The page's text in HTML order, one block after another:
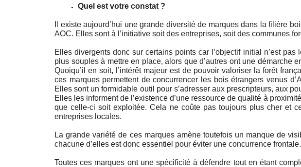
Quel est votre constat ?
Il existe aujourd’hui une grande diversité de marques dans la filière
AOC. Elles sont à l’initiative soit des entreprises, soit des communes
Elles divergents donc sur certains points car l’objectif initial n’est pas
plus souples à mettre en place, alors que d’autres ont une démarche
Quoiqu’il en soit, l’intérêt majeur est de pouvoir valoriser la forêt
ces marques permettent de concurrencer les bois étrangers venus
Elles sont un formidable outil pour s’adresser aux prescripteurs, aux
Elles les informent de l’existence d’une ressource de qualité à
que celle-ci soit exploitée. Cela ne coûte pas toujours plus cher et
entreprises locales.
La grande variété de ces marques amène toutefois un manque de
chacune d’elles est donc essentiel pour éviter une concurrence frontale.
Toutes ces marques ont une spécificité à défendre tout en étant